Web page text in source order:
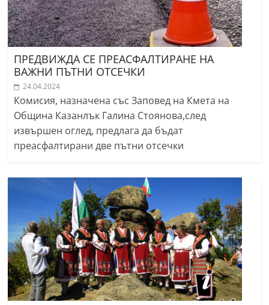
ПРЕДВИЖДА СЕ ПРЕАСФАЛТИРАНЕ НА
ВАЖНИ ПЪТНИ ОТСЕЧКИ
24.04.2024
Комисия, назначена със Заповед на Кмета на
Община Казанлък Галина Стоянова,след
извършен оглед, предлага да бъдат
преасфалтирани две пътни отсечки